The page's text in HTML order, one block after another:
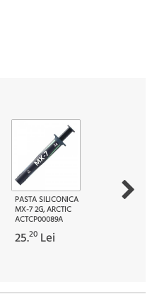
PASTA SILICONICA
MX-7 2G, ARCTIC
ACTCP00089A
25.20 Lei